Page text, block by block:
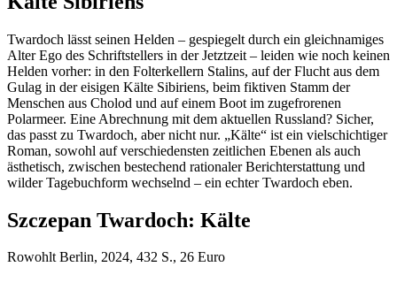
Twardoch lässt seinen Helden – gespiegelt durch ein gleichnamiges
Alter Ego des Schriftstellers in der Jetztzeit – leiden wie noch keinen
Helden vorher: in den Folterkellern Stalins, auf der Flucht aus dem
Gulag in der eisigen Kälte Sibiriens, beim fiktiven Stamm der
Menschen aus Cholod und auf einem Boot im zugefrorenen
Polarmeer. Eine Abrechnung mit dem aktuellen Russland? Sicher,
das passt zu Twardoch, aber nicht nur. „Kälte“ ist ein vielschichtiger
Roman, sowohl auf verschiedensten zeitlichen Ebenen als auch
ästhetisch, zwischen bestechend rationaler Berichterstattung und
wilder Tagebuchform wechselnd – ein echter Twardoch eben.
Szczepan Twardoch: Kälte
Rowohlt Berlin, 2024, 432 S., 26 Euro